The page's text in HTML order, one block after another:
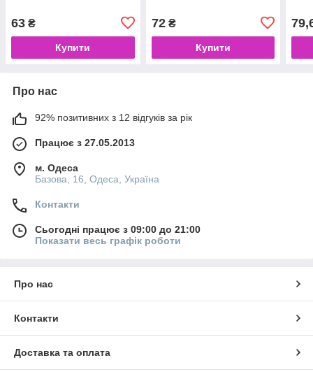
63 ₴
Купити
72₴
Купити
Про нас
92% позитивних з 12 відгуків за рік
Працює з 27.05.2013
м. Одеса
Базова, 16, Одеса, Україна
Контакти
Сьогодні працює з 09:00 до 21:00
Показати весь графік роботи
Про нас
Контакти
Доставка та оплата